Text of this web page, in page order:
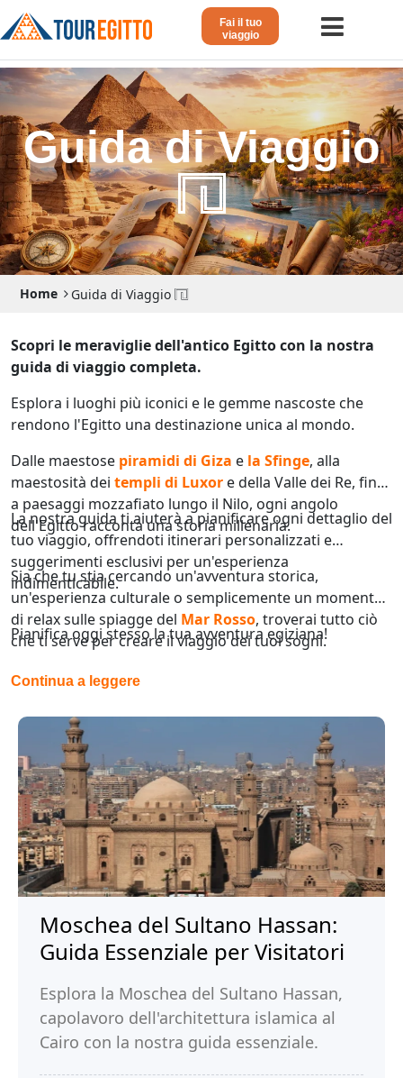
Fai il tuo
viaggio
Home
Viaggio in Egitto
Crociera sul Nilo
Vacanze Lusso in Egitto
Dahabeya Lusso
Agosto in Egitto
Altri
Blog 𓁐
Guida di Viaggio 𓉔
Guida di Viaggio
𓉔
Home Guida di Viaggio 𓉔
Scopri le meraviglie dell'antico Egitto con la nostra
guida di viaggio completa.
Esplora i luoghi più iconici e le gemme nascoste che
rendono l'Egitto una destinazione unica al mondo.
Dalle maestose piramidi di Giza e la Sfinge, alla
maestosità dei templi di Luxor e della Valle dei Re, fino
a paesaggi mozzafiato lungo il Nilo, ogni angolo
dell'Egitto racconta una storia millenaria.
La nostra guida ti aiuterà a pianificare ogni dettaglio del
tuo viaggio, offrendoti itinerari personalizzati e
suggerimenti esclusivi per un'esperienza
indimenticabile.
Sia che tu stia cercando un'avventura storica,
un'esperienza culturale o semplicemente un momento
di relax sulle spiagge del Mar Rosso, troverai tutto ciò
che ti serve per creare il viaggio dei tuoi sogni.
Pianifica oggi stesso la tua avventura egiziana!
Continua a leggere
Moschea del Sultano Hassan:
Guida Essenziale per Visitatori
Esplora la Moschea del Sultano Hassan,
capolavoro dell'architettura islamica al
Cairo con la nostra guida essenziale.